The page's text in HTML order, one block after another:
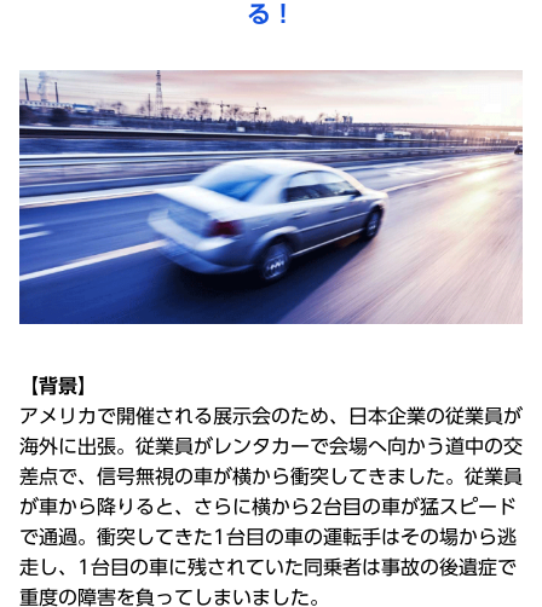
る！
【背景】
アメリカで開催される展示会のため、日本企業の従業員が
海外に出張。従業員がレンタカーで会場へ向かう道中の交
差点で、信号無視の車が横から衝突してきました。従業員
が車から降りると、さらに横から2台目の車が猛スピード
で通過。衝突してきた1台目の車の運転手はその場から逃
走し、1台目の車に残されていた同乗者は事故の後遺症で
重度の障害を負ってしまいました。